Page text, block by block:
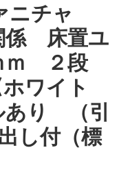
ニチャ
床置ユ
ｍ ２段
ワイト
り （引
し付（標